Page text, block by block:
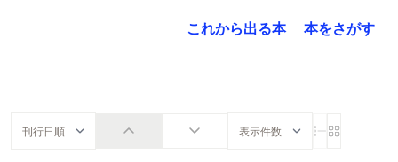
これから出る本
本をさがす